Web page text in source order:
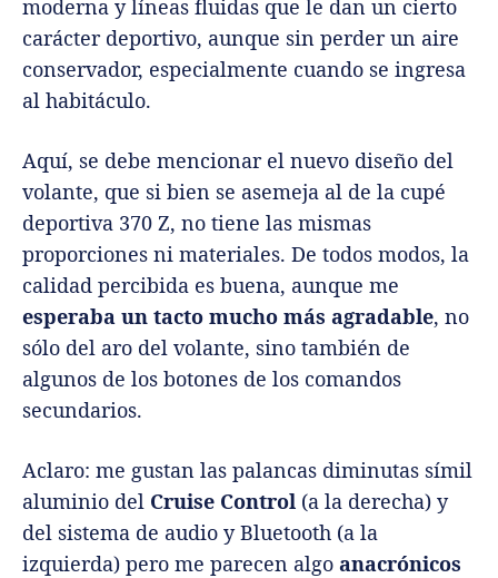
moderna y líneas fluidas que le dan un cierto
carácter deportivo, aunque sin perder un aire
conservador, especialmente cuando se ingresa
al habitáculo.
Aquí, se debe mencionar el nuevo diseño del
volante, que si bien se asemeja al de la cupé
deportiva 370 Z, no tiene las mismas
proporciones ni materiales. De todos modos, la
calidad percibida es buena, aunque me
esperaba un tacto mucho más agradable, no
sólo del aro del volante, sino también de
algunos de los botones de los comandos
secundarios.
Aclaro: me gustan las palancas diminutas símil
aluminio del Cruise Control (a la derecha) y
del sistema de audio y Bluetooth (a la
izquierda) pero me parecen algo anacrónicos